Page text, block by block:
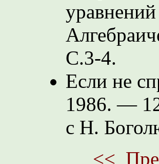
С.3-4.
Если не
1986. —
с Н.
<<